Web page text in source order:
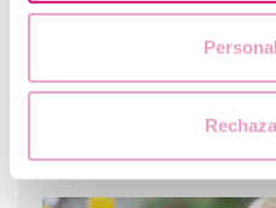
Combien de temps faut-il
fécondé ?